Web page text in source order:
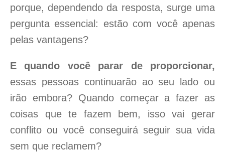
porque, dependendo da resposta, surge uma
pergunta essencial: estão com você apenas
pelas vantagens?
E quando você parar de proporcionar,
essas pessoas continuarão ao seu lado ou
irão embora? Quando começar a fazer as
coisas que te fazem bem, isso vai gerar
conflito ou você conseguirá seguir sua vida
sem que reclamem?